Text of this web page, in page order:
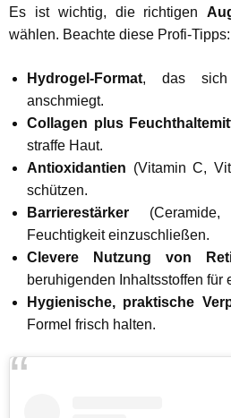
Es ist wichtig, die richtigen
wählen. Beachte diese Profi-Tipps:
Hydrogel-Format, das sich
anschmiegt.
Collagen plus
straffe Haut.
Antioxidantien (Vitamin C,
schützen.
Barrierestärker
Feuchtigkeit einzuschließen.
Clevere Nutzung von
beruhigenden Inhaltsstoffen für
Hygienische, praktische
Formel frisch halten.